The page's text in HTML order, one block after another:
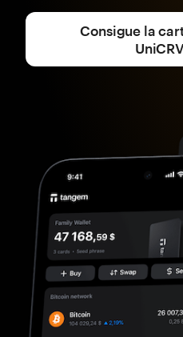
Consigue la